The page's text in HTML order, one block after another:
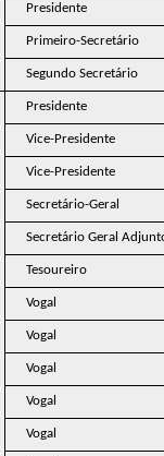
Presidente
Primeiro-Secretário
Segundo Secretário
Presidente
Vice-Presidente
Vice-Presidente
Secretário-Geral
Secretário Geral
Tesoureiro
Vogal
Vogal
Vogal
Vogal
Vogal